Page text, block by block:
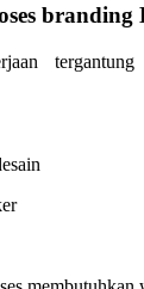
branding